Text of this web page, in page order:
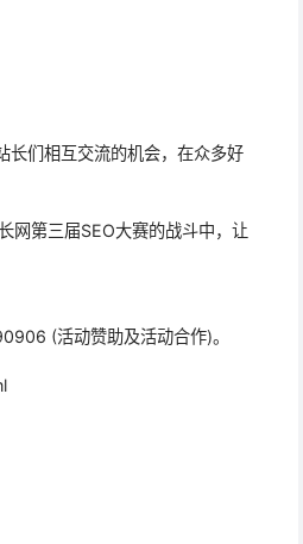
长们相互交流的机会，在众多好
网第三届SEO大赛的战斗中，让
(活动赞助及活动合作)。